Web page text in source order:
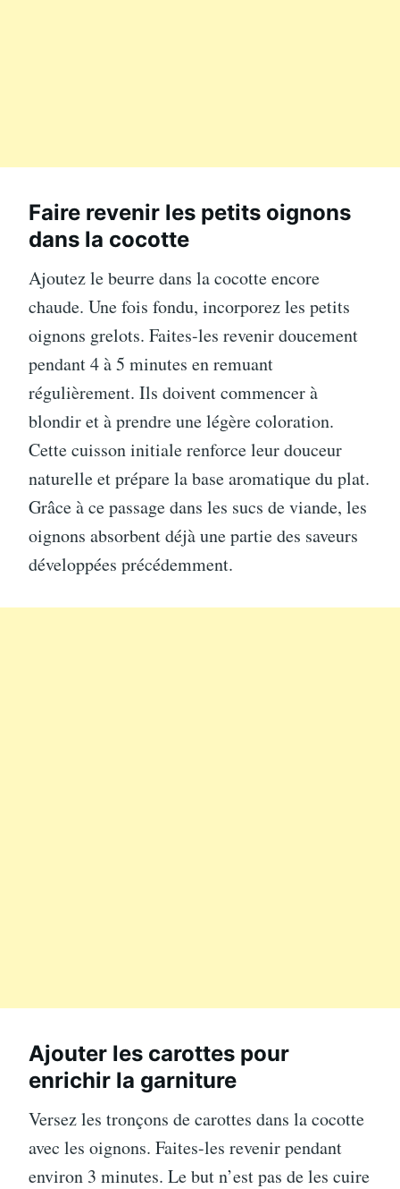
Faire revenir les petits oignons
dans la cocotte
Ajoutez le beurre dans la cocotte encore
chaude. Une fois fondu, incorporez les petits
oignons grelots. Faites-les revenir doucement
pendant 4 à 5 minutes en remuant
régulièrement. Ils doivent commencer à
blondir et à prendre une légère coloration.
Cette cuisson initiale renforce leur douceur
naturelle et prépare la base aromatique du plat.
Grâce à ce passage dans les sucs de viande, les
oignons absorbent déjà une partie des saveurs
développées précédemment.
Ajouter les carottes pour
enrichir la garniture
Versez les tronçons de carottes dans la cocotte
avec les oignons. Faites-les revenir pendant
environ 3 minutes. Le but n’est pas de les cuire